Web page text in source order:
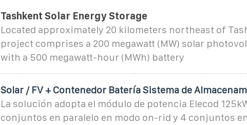
Tashkent Solar Energy Storage
Located approximately 20 kilometers northeast of
project comprises a 200 megawatt (MW) solar
with a 500 megawatt-hour (MWh) battery
Solar / FV + Contenedor Batería Sistema de
La solución adopta el módulo de potencia Elecod
conjuntos en paralelo en modo on-rid y 4 conjuntos